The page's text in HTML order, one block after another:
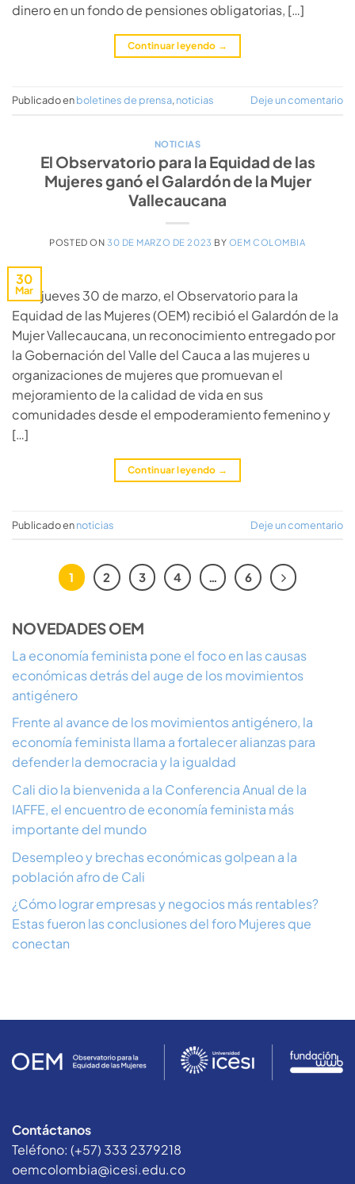
dinero en un fondo de pensiones obligatorias, […]
Continuar leyendo →
Publicado enboletines de prensa, noticias Deje un comentario
NOTICIAS
El Observatorio para la Equidad de las
Mujeres ganó el Galardón de la Mujer
Vallecaucana
POSTED ON 30 DE MARZO DE 2023 BY OEM COLOMBIA
30
Mar
Este jueves 30 de marzo, el Observatorio para la
Equidad de las Mujeres (OEM) recibió el Galardón de la
Mujer Vallecaucana, un reconocimiento entregado por
la Gobernación del Valle del Cauca a las mujeres u
organizaciones de mujeres que promuevan el
mejoramiento de la calidad de vida en sus
comunidades desde el empoderamiento femenino y
[…]
Continuar leyendo →
Publicado ennoticias Deje un comentario
1 2 3 4 … 6
NOVEDADES OEM
La economía feminista pone el foco en las causas
económicas detrás del auge de los movimientos
antigénero
Frente al avance de los movimientos antigénero, la
economía feminista llama a fortalecer alianzas para
defender la democracia y la igualdad
Cali dio la bienvenida a la Conferencia Anual de la
IAFFE, el encuentro de economía feminista más
importante del mundo
Desempleo y brechas económicas golpean a la
población afro de Cali
¿Cómo lograr empresas y negocios más rentables?
Estas fueron las conclusiones del foro Mujeres que
conectan
Contáctanos
Teléfono: (+57) 333 2379218
oemcolombia@icesi.edu.co